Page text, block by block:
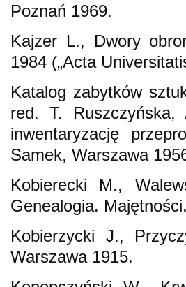
Poznań 1969.
Kajzer L., Dwory
1984 („Acta
Katalog zabytków
red. T. Ruszczyńska,
inwentaryzację
Samek, Warszawa
Kobierecki M.,
Genealogia.
Kobierzycki J.,
Warszawa 1915.